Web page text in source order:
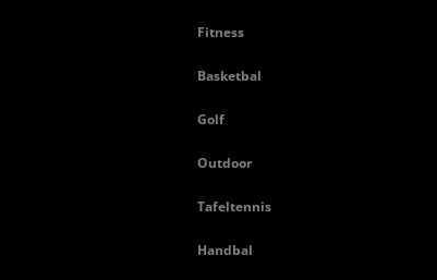
Fitness
Basketbal
Golf
Outdoor
Tafeltennis
Handbal